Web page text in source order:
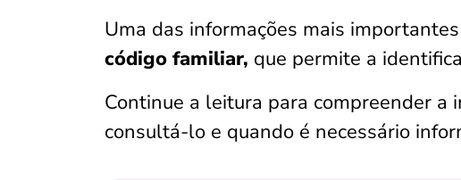
Uma das informações mais
código familiar, que permite a
Continue a leitura para compreender a
consultá-lo e quando é necessário